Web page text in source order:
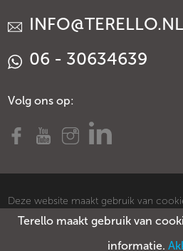
Terello maakt gebruik van
informatie.
INFO@TERELLO.NL
06 - 30634639
Volg ons op:
Deze website maakt gebruik van
cookies.
Voorwaarden